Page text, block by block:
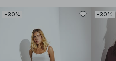
-30% -30%